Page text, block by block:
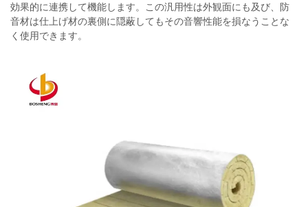
効果的に連携して機能します。この汎用性は外観面にも及び、防
音材は仕上げ材の裏側に隠蔽してもその音響性能を損なうことな
く使用できます。